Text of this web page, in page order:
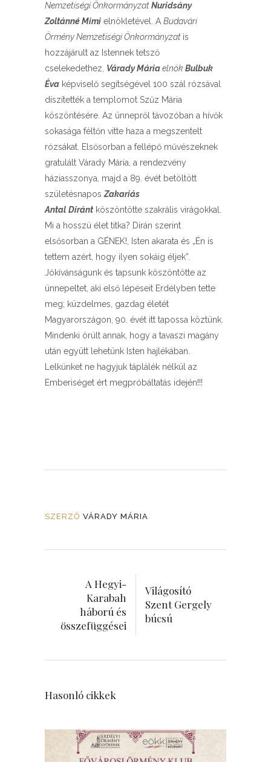
Nemzetiségi ÖnkormányzatNuridsány
Zoltánné Mimi elnökletével. A Budavári
Örmény Nemzetiségi Önkormányzat is
hozzájárult az Istennek tetsző
cselekedethez, Várady Máriaelnök Bulbuk
Éva képviselő segítségével 100 szál rózsával
díszítették a templomot Szűz Mária
köszöntésére. Az ünnepről távozóban a hívők
sokasága féltőn vitte haza a megszentelt
rózsákat. Elsősorban a fellépő művészeknek
gratulált Várady Mária, a rendezvény
háziasszonya, majd a 89. évét betöltött
születésnaposZakariás
Antal Dirántköszöntötte szakrális virágokkal.
Mi a hosszú élet titka? Dirán szerint
elsősorban a GÉNEK!, Isten akarata és „Én is
tettem azért, hogy ilyen sokáig éljek”.
Jókívánságunk és tapsunk köszöntötte az
ünnepeltet, aki első lépéseit Erdélyben tette
meg; küzdelmes, gazdag életét
Magyarországon, 90. évét itt tapossa köztünk.
Mindenki örült annak, hogy a tavaszi magány
után együtt lehetünk Isten hajlékában.
Lelkünket ne hagyjuk táplálék nélkül az
Emberiséget ért megpróbáltatás idején!!!
SZERZŐ VÁRADY MÁRIA
A Hegyi-
Karabah
háború és
összefüggései
Világosító
Szent Gergely
búcsú
Hasonló cikkek